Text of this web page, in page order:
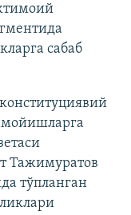
сабаб
Тажимуратов
тўпланган